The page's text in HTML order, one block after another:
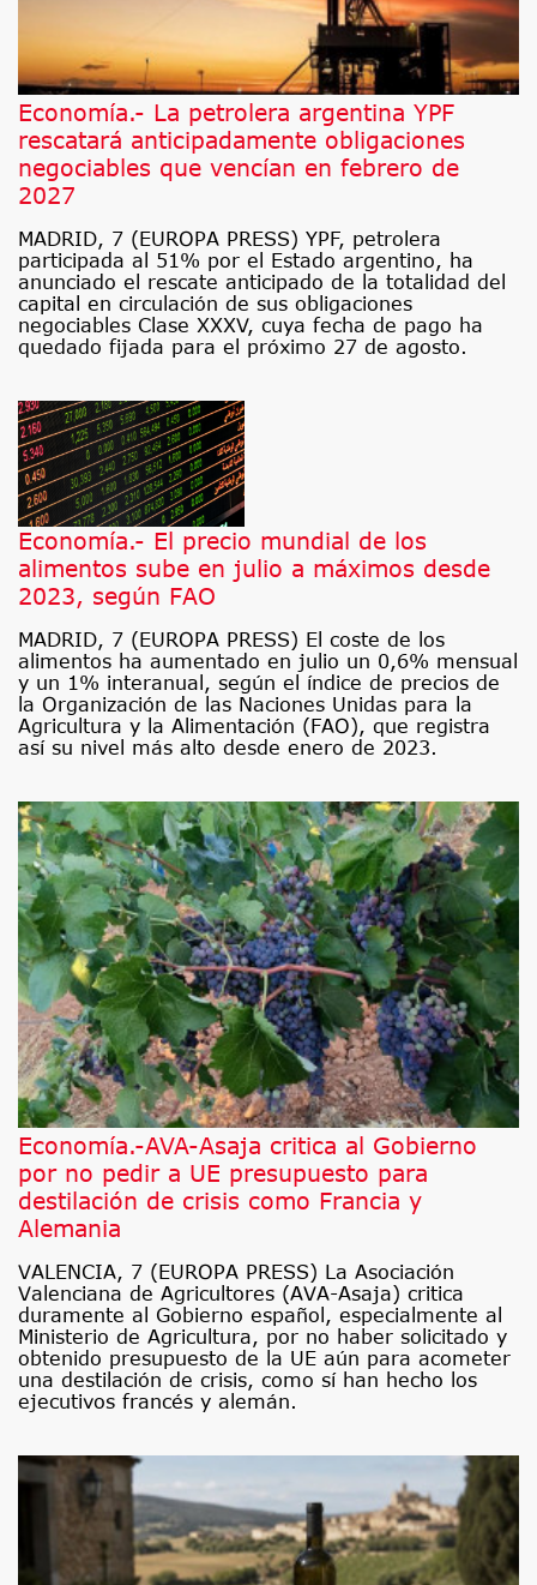
Economía.- La petrolera argentina YPF
rescatará anticipadamente obligaciones
negociables que vencían en febrero de
2027
MADRID, 7 (EUROPA PRESS) YPF, petrolera
participada al 51% por el Estado argentino, ha
anunciado el rescate anticipado de la totalidad del
capital en circulación de sus obligaciones
negociables Clase XXXV, cuya fecha de pago ha
quedado fijada para el próximo 27 de agosto.
Economía.- El precio mundial de los
alimentos sube en julio a máximos desde
2023, según FAO
MADRID, 7 (EUROPA PRESS) El coste de los
alimentos ha aumentado en julio un 0,6% mensual
y un 1% interanual, según el índice de precios de
la Organización de las Naciones Unidas para la
Agricultura y la Alimentación (FAO), que registra
así su nivel más alto desde enero de 2023.
Economía.-AVA-Asaja critica al Gobierno
por no pedir a UE presupuesto para
destilación de crisis como Francia y
Alemania
VALENCIA, 7 (EUROPA PRESS) La Asociación
Valenciana de Agricultores (AVA-Asaja) critica
duramente al Gobierno español, especialmente al
Ministerio de Agricultura, por no haber solicitado y
obtenido presupuesto de la UE aún para acometer
una destilación de crisis, como sí han hecho los
ejecutivos francés y alemán.